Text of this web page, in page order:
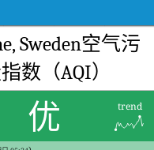
Sweden空气污
数（AQI）
优 trend